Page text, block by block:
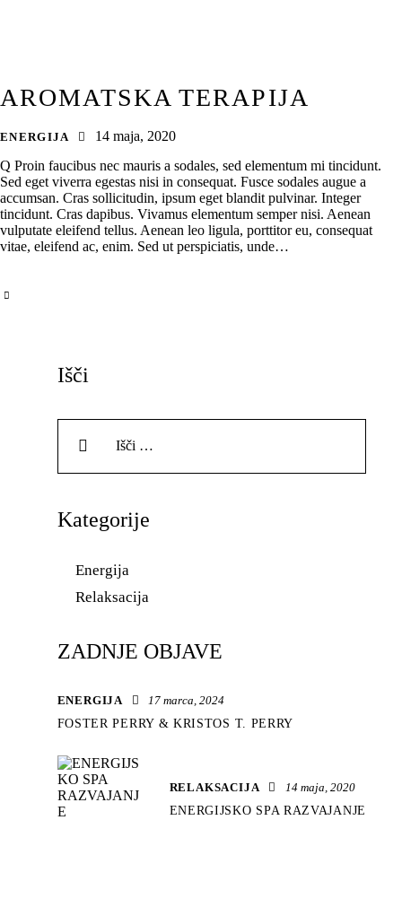
AROMATSKA TERAPIJA
ENERGIJA
14 maja, 2020
Q Proin faucibus nec mauris a sodales, sed elementum mi tincidunt.
Sed eget viverra egestas nisi in consequat. Fusce sodales augue a
accumsan. Cras sollicitudin, ipsum eget blandit pulvinar. Integer
tincidunt. Cras dapibus. Vivamus elementum semper nisi. Aenean
vulputate eleifend tellus. Aenean leo ligula, porttitor eu, consequat
vitae, eleifend ac, enim. Sed ut perspiciatis, unde…
Išči
Kategorije
Energija
Relaksacija
ZADNJE OBJAVE
ENERGIJA
17 marca, 2024
FOSTER PERRY & KRISTOS T. PERRY
RELAKSACIJA
14 maja, 2020
ENERGIJSKO SPA RAZVAJANJE